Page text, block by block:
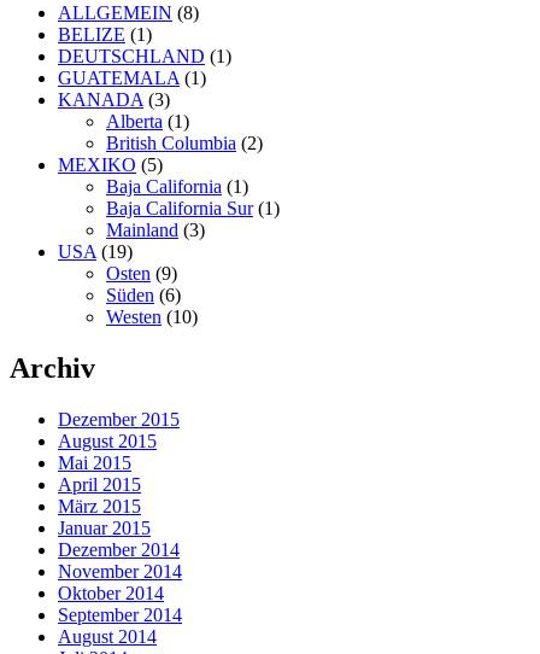
ALLGEMEIN (8)
BELIZE (1)
DEUTSCHLAND (1)
GUATEMALA (1)
KANADA (3)
Alberta (1)
British Columbia (2)
MEXIKO (5)
Baja California (1)
Baja California Sur(1)
Mainland (3)
USA (19)
Osten (9)
Süden (6)
Westen (10)
Archiv
Dezember 2015
August 2015
Mai 2015
April 2015
März 2015
Januar 2015
Dezember 2014
November 2014
Oktober 2014
September 2014
August 2014